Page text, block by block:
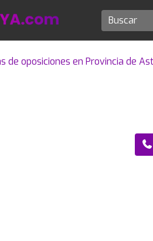
de oposiciones en Provincia de